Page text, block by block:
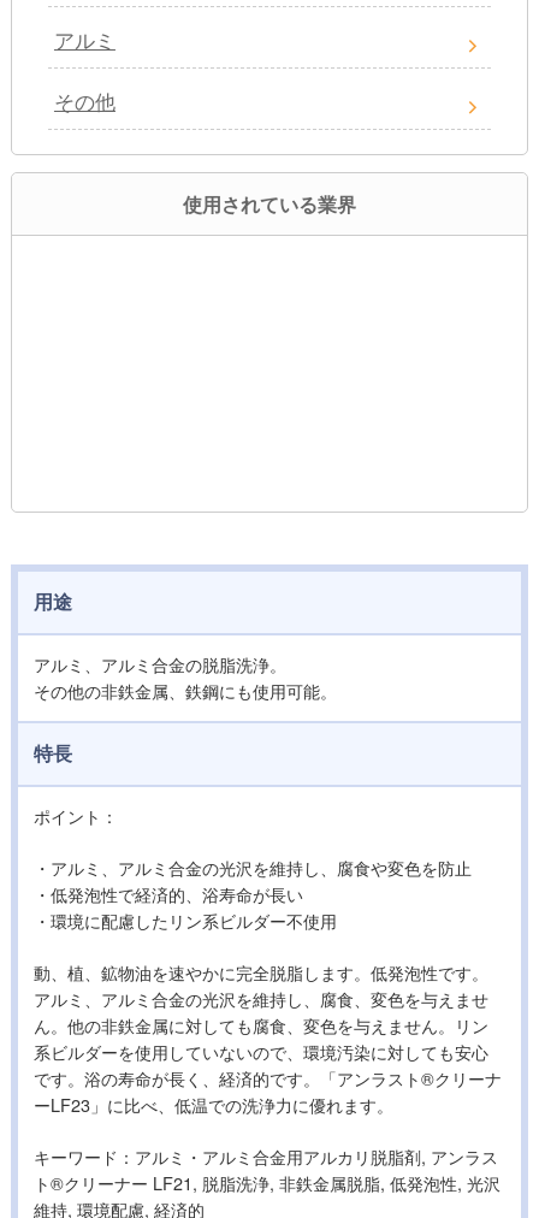
アルミ
その他
使用されている業界
用途
アルミ、アルミ合金の脱脂洗浄。
その他の非鉄金属、鉄鋼にも使用可能。
特長
ポイント：
・アルミ、アルミ合金の光沢を維持し、腐食や変色を防止
・低発泡性で経済的、浴寿命が長い
・環境に配慮したリン系ビルダー不使用
動、植、鉱物油を速やかに完全脱脂します。低発泡性です。
アルミ、アルミ合金の光沢を維持し、腐食、変色を与えませ
ん。他の非鉄金属に対しても腐食、変色を与えません。リン
系ビルダーを使用していないので、環境汚染に対しても安心
です。浴の寿命が長く、経済的です。「アンラスト®クリーナ
ーLF23」に比べ、低温での洗浄力に優れます。
キーワード：アルミ・アルミ合金用アルカリ脱脂剤, アンラス
ト®クリーナー LF21, 脱脂洗浄, 非鉄金属脱脂, 低発泡性, 光沢
維持, 環境配慮, 経済的